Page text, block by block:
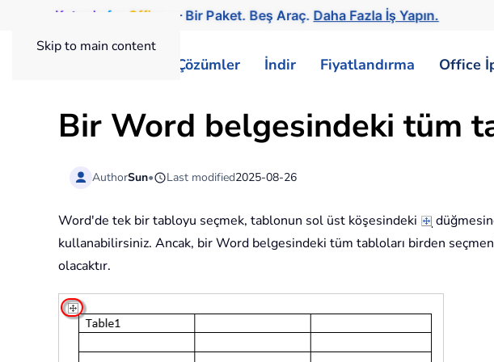
Skip to main content
Kutools for Office — Bir Paket. Beş Araç.Daha Fazla İş Yapın.
Çözümler İndir Fiyatlandırma Office
Bir Word belgesindeki tüm
AuthorSun• Last modified2025-08-26
Word'de tek bir tabloyu seçmek, tablonun sol üst köşesindeki
kullanabilirsiniz. Ancak, bir Word belgesindeki tüm tabloları birden
olacaktır.